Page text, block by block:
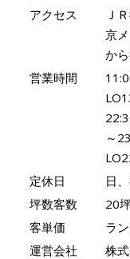
アクセス
Ｊ
京
か
営業時間
～
定休日
日
坪数客数
20
客単価
ラ
運営会社
株